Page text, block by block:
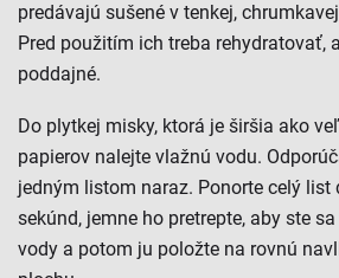
predávajú sušené v tenkej,
Pred použitím ich treba rehydratovať,
poddajné.
Do plytkej misky, ktorá je širšia ako
papierov nalejte vlažnú vodu.
jedným listom naraz. Ponorte celý list
sekúnd, jemne ho pretrepte, aby ste
vody a potom ju položte na rovnú